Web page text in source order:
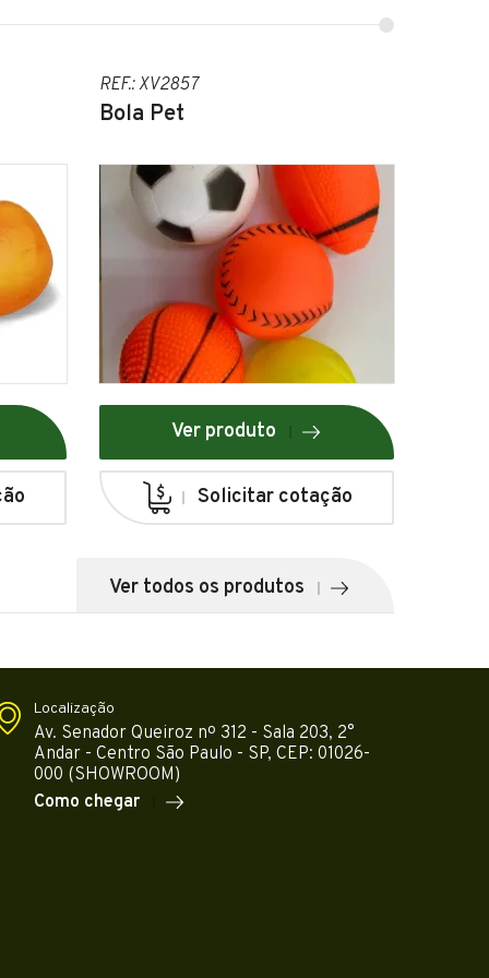
REF.: XV2857
Bola Pet
Ver produto
Solicitar cotação
Ver todos os produtos
Localização
Av. Senador Queiroz nº 312 - Sala 203, 2°
Andar - Centro São Paulo - SP, CEP: 01026-
000 (SHOWROOM)
Como chegar